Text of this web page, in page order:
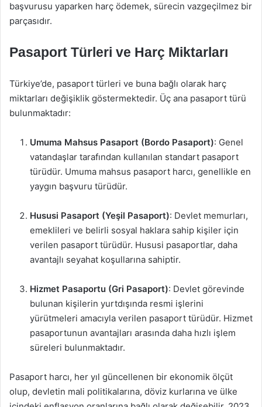
başvurusu yaparken harç ödemek, sürecin vazgeçilmez bir
parçasıdır.
Pasaport Türleri ve Harç Miktarları
Türkiye’de, pasaport türleri ve buna bağlı olarak harç
miktarları değişiklik göstermektedir. Üç ana pasaport türü
bulunmaktadır:
Umuma Mahsus Pasaport (Bordo Pasaport): Genel
vatandaşlar tarafından kullanılan standart pasaport
türüdür. Umuma mahsus pasaport harcı, genellikle en
yaygın başvuru türüdür.
Hususi Pasaport (Yeşil Pasaport): Devlet memurları,
emeklileri ve belirli sosyal haklara sahip kişiler için
verilen pasaport türüdür. Hususi pasaportlar, daha
avantajlı seyahat koşullarına sahiptir.
Hizmet Pasaportu (Gri Pasaport): Devlet görevinde
bulunan kişilerin yurtdışında resmi işlerini
yürütmeleri amacıyla verilen pasaport türüdür. Hizmet
pasaportunun avantajları arasında daha hızlı işlem
süreleri bulunmaktadır.
Pasaport harcı, her yıl güncellenen bir ekonomik ölçüt
olup, devletin mali politikalarına, döviz kurlarına ve ülke